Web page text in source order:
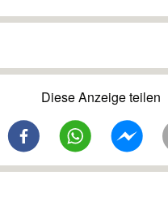
Diese Anzeige teilen